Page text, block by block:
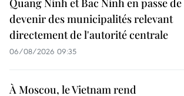
Quang Ninh et Bac Ninh en passe de
devenir des municipalités relevant
directement de l'autorité centrale
06/08/2026 09:35
À Moscou, le Vietnam rend